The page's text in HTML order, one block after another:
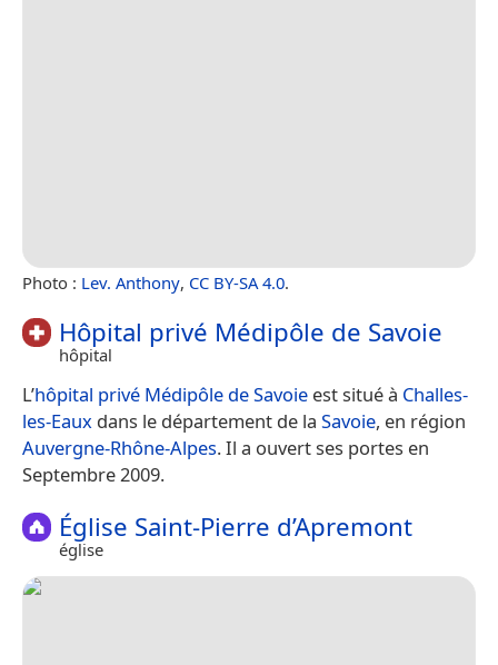
Photo : Lev. Anthony, CC BY-SA 4.0.
Hôpital privé Médipôle de Savoie
hôpital
L’hôpital privé Médipôle de Savoie est situé à Challes-
les-Eaux dans le département de la Savoie, en région
Auvergne-Rhône-Alpes. Il a ouvert ses portes en
Septembre 2009.
Église Saint-Pierre d’Apremont
église